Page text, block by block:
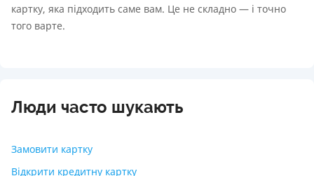
картку, яка підходить саме вам. Це не складно — і точно
того варте.
Люди часто шукають
Замовити картку
Відкрити кредитну картку